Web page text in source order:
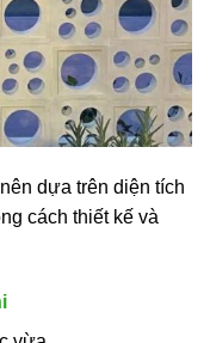
dựa trên diện tích
cách thiết kế và